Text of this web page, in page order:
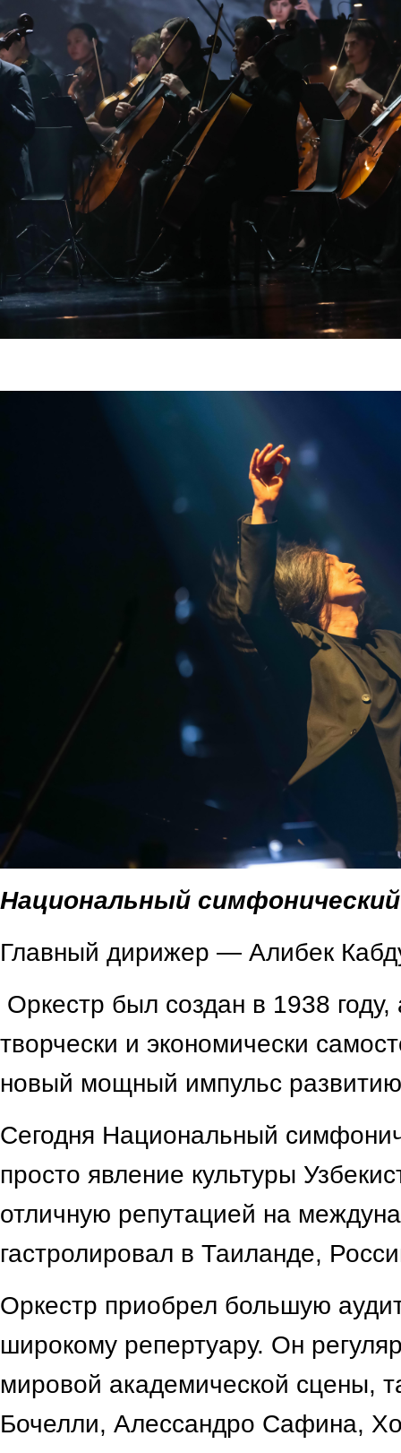
Национальный
Главный дирижер — Алибек
Оркестр был создан в 1938 году,
творчески и экономически
новый мощный импульс развитию
Сегодня Национальный
просто явление культуры
отличную репутацией на
гастролировал в Таиланде,
Оркестр приобрел большую
широкому репертуару. Он
мировой академической сцены,
Бочелли, Алессандро Сафина,